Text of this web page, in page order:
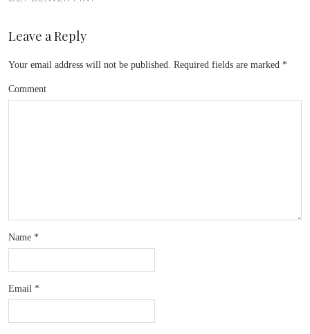
Leave a Reply
Your email address will not be published. Required fields are marked *
Comment
Name *
Email *